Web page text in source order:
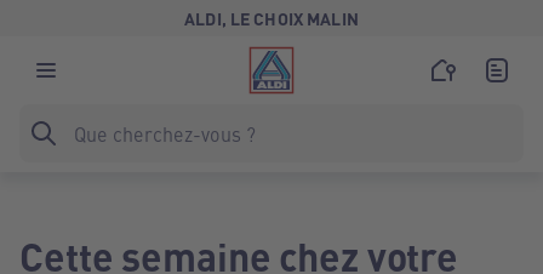
ALDI, LE CHOIX MALIN
Cette semaine chez votre